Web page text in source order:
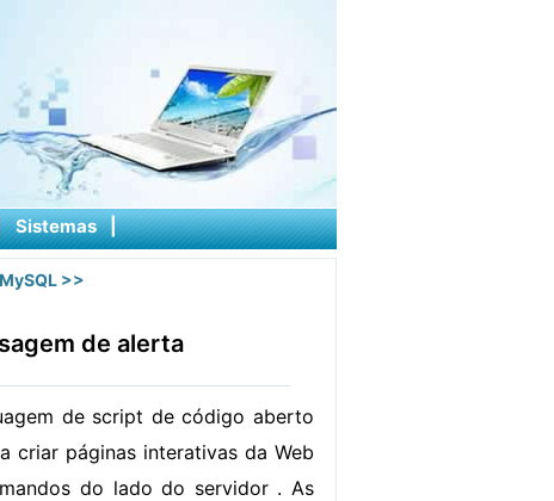
Sistemas |
>>
de alerta
de script de código aberto
criar páginas interativas da Web
do lado do servidor . As